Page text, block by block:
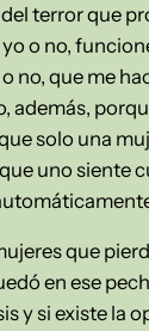
terror que
o no,
no, que me
además,
solo una
uno siente
que
en ese
y si existe la